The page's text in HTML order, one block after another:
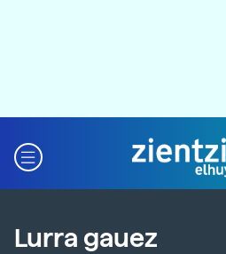
Lurra gauez